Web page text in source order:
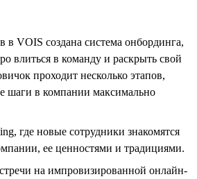
в VOIS создана система онбординга,
влиться в команду и раскрыть свой
проходит несколько этапов,
шаги в компании максимально
где новые сотрудники знакомятся
ее ценностями и традициями.
на импровизированной онлайн-